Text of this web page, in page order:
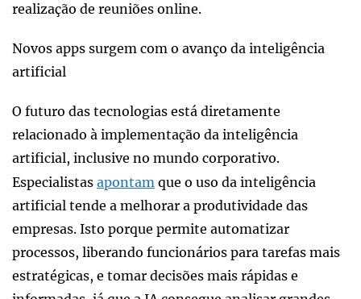
realização de reuniões online.
Novos apps surgem com o avanço da inteligência
artificial
O futuro das tecnologias está diretamente
relacionado à implementação da inteligência
artificial, inclusive no mundo corporativo.
Especialistas apontam que o uso da inteligência
artificial tende a melhorar a produtividade das
empresas. Isto porque permite automatizar
processos, liberando funcionários para tarefas mais
estratégicas, e tomar decisões mais rápidas e